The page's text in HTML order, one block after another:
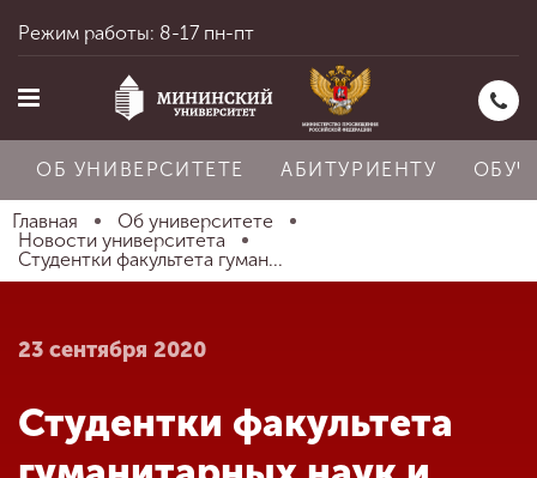
Главная
Абитуриенту
Режим работы: 8-17 пн-пт
ОБ УНИВЕРСИТЕТЕ АБИТУРИЕНТУ
Главная
Об университете
Новости университета
Студентки факультета гуман...
23 сентября 2020
Студентки факультета